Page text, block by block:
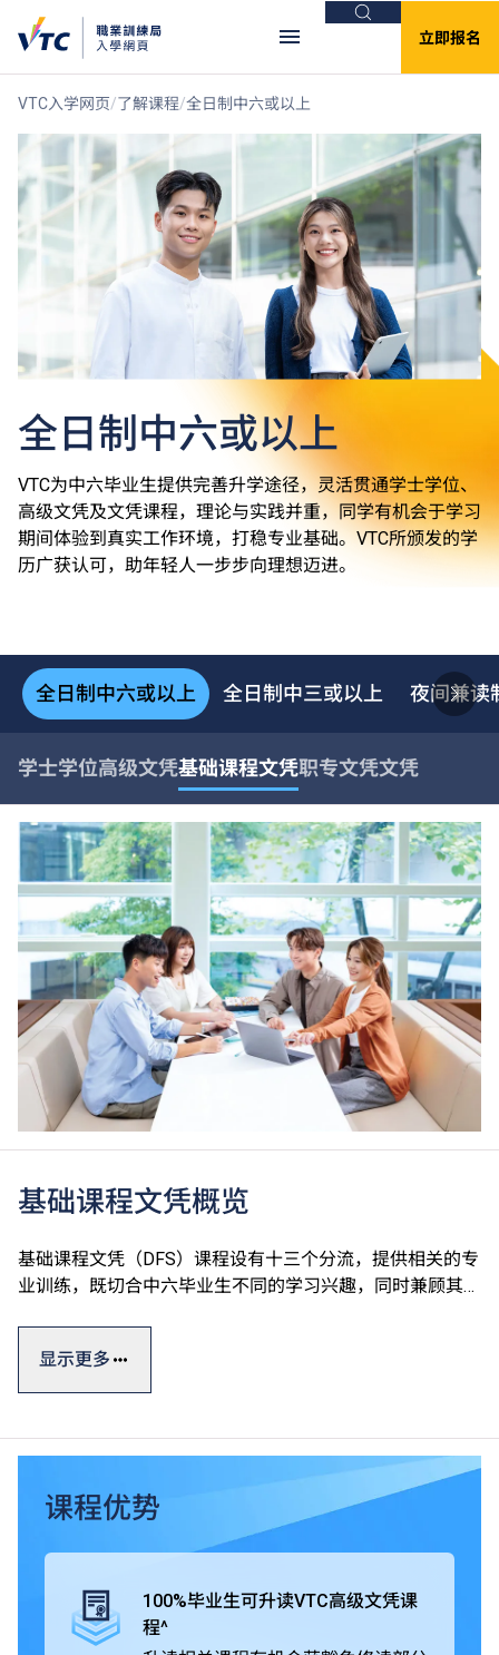
搜索
立即报名
VTC入学网页 了解课程 全日制中六或以上
全日制中六或以上
VTC为中六毕业生提供完善升学途径，灵活贯通学士学位、
高级文凭及文凭课程，理论与实践并重，同学有机会于学习
期间体验到真实工作环境，打稳专业基础。VTC所颁发的学
历广获认可，助年轻人一步步向理想迈进。
全日制中六或以上 全日制中三或以上 夜间兼读
学士学位高级文凭基础课程文凭职专文凭文凭
基础课程文凭概览
基础课程文凭（DFS）课程设有十三个分流，提供相关的专
业训练，既切合中六毕业生不同的学习兴趣，同时兼顾其升
讯科技学院（HKIIT）及青年学院（YC）开办，全属政府资
助。
基础课程文凭一般修读期为一年，设计强调专业及通用技能
毕业生可直升VTC高级文凭课程，并有机会获豁免修读部分
课程单元。
此外，基础课程文凭获公务员事务局认可，在公务员聘任上
被视为等同具备香港中学文凭考试（HKDSE）五科（包括
显示更多
课程优势
100%毕业生可升读VTC高级文凭课
程^